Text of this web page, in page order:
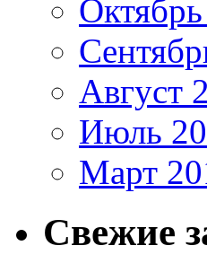
Август
Июль
Март
Свежие